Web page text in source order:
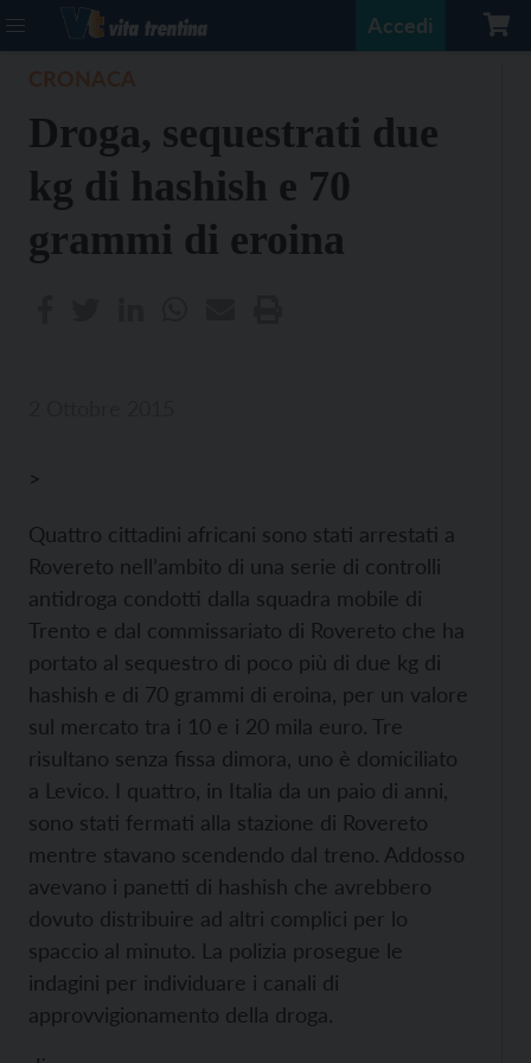
Accedi
Droga, sequestrati due
kg di hashish e 70
grammi di eroina
>
Quattro cittadini africani sono stati arrestati a
Rovereto nell’ambito di una serie di controlli
antidroga condotti dalla squadra mobile di
Trento e dal commissariato di Rovereto che ha
portato al sequestro di poco più di due kg di
hashish e di 70 grammi di eroina, per un valore
sul mercato tra i 10 e i 20 mila euro. Tre
risultano senza fissa dimora, uno è domiciliato
a Levico. I quattro, in Italia da un paio di anni,
sono stati fermati alla stazione di Rovereto
mentre stavano scendendo dal treno. Addosso
avevano i panetti di hashish che avrebbero
dovuto distribuire ad altri complici per lo
spaccio al minuto. La polizia prosegue le
indagini per individuare i canali di
approvvigionamento della droga.